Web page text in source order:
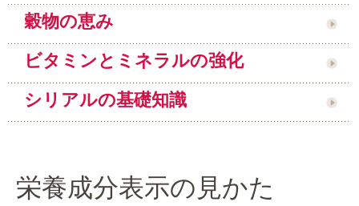
穀物の恵み
ビタミンとミネラルの強化
シリアルの基礎知識
栄養成分表示の見かた